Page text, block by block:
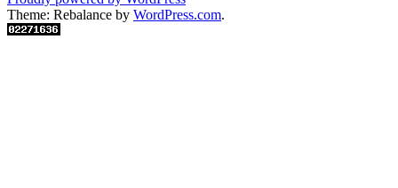
Theme: Rebalance by WordPress.com.